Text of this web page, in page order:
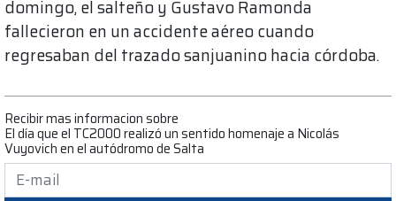
domingo, el salteño y Gustavo Ramonda
fallecieron en un accidente aéreo cuando
regresaban del trazado sanjuanino hacia córdoba.
Recibir mas informacion sobre
El día que el TC2000 realizó un sentido homenaje a Nicolás
Vuyovich en el autódromo de Salta